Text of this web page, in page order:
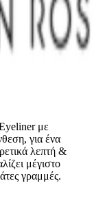
με
για ένα
λεπτή &
μέγιστο
γραμμές.